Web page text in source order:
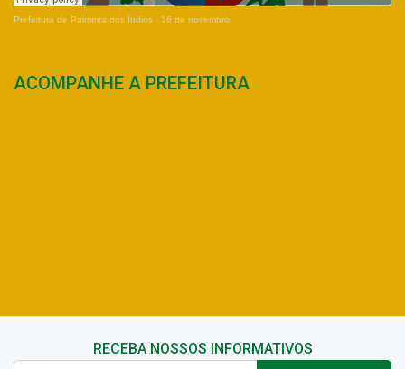
Prefeitura de Palmeira dos Índios · 16 de novembro
ACOMPANHE A PREFEITURA
RECEBA NOSSOS INFORMATIVOS